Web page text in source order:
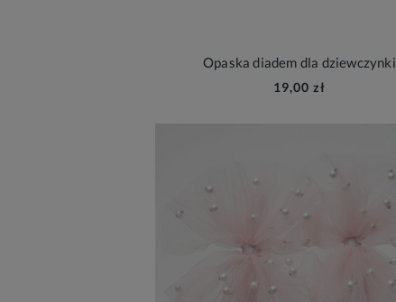
Opaska diadem dla dziewczynki
19,00 zł